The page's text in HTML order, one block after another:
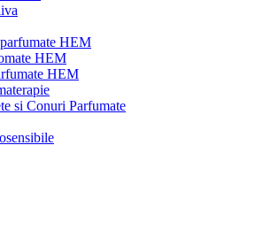
HEM
HEM
HEM
si Conuri Parfumate